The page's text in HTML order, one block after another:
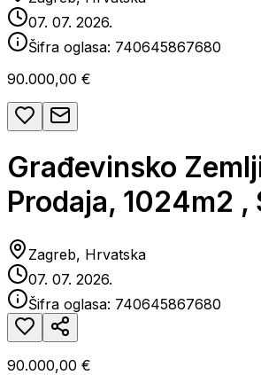
07. 07. 2026.
Šifra oglasa: 740645867680
90.000,00 €
Građevinsko
Prodaja, 1024m2 ,
Zagreb, Hrvatska
07. 07. 2026.
Šifra oglasa: 740645867680
90.000,00 €